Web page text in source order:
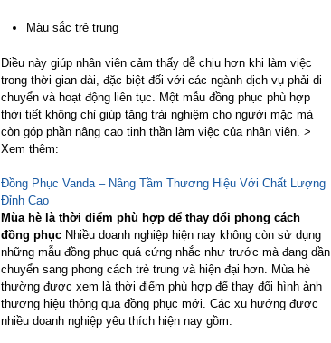
Màu sắc trẻ trung
Điều này giúp nhân viên cảm thấy dễ chịu hơn khi làm việc
trong thời gian dài, đặc biệt đối với các ngành dịch vụ phải di
chuyển và hoạt động liên tục. Một mẫu đồng phục phù hợp
thời tiết không chỉ giúp tăng trải nghiệm cho người mặc mà
còn góp phần nâng cao tinh thần làm việc của nhân viên. >
Xem thêm:
Đồng Phục Vanda – Nâng Tầm Thương Hiệu Với Chất Lượng
Đỉnh Cao
Mùa hè là thời điểm phù hợp để thay đổi phong cách
đồng phục Nhiều doanh nghiệp hiện nay không còn sử dụng
những mẫu đồng phục quá cứng nhắc như trước mà đang dần
chuyển sang phong cách trẻ trung và hiện đại hơn. Mùa hè
thường được xem là thời điểm phù hợp để thay đổi hình ảnh
thương hiệu thông qua đồng phục mới. Các xu hướng được
nhiều doanh nghiệp yêu thích hiện nay gồm: